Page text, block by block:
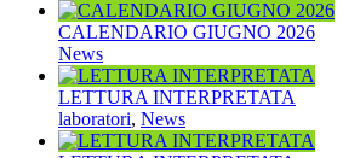
CALENDARIO GIUGNO 2026
News
LETTURA INTERPRETATA
laboratori, News